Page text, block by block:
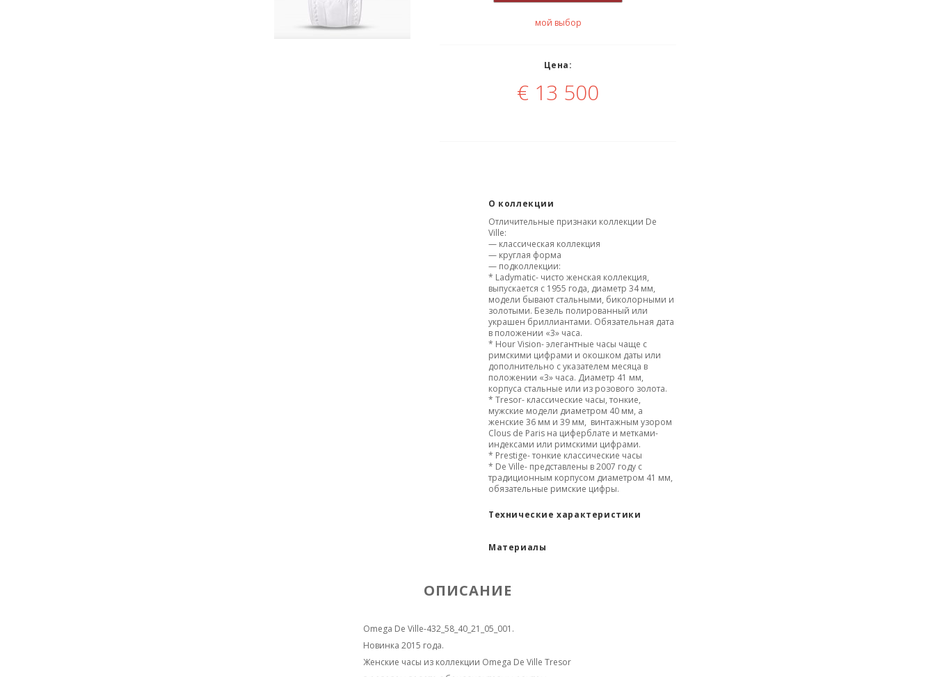
мой выбор
Цена:
€ 13 500
О коллекции
Отличительные признаки коллекции De
Ville:
— классическая коллекция
— круглая форма
— подколлекции:
* Ladymatic- чисто женская коллекция,
выпускается с 1955 года, диаметр 34 мм,
модели бывают стальными, биколорными и
золотыми. Безель полированный или
украшен бриллиантами. Обязательная дата
в положении «3» часа.
* Hour Vision-элегантные часы чаще с
римскими цифрами и окошком даты или
дополнительно с указателем месяца в
положении «3» часа. Диаметр 41 мм,
корпуса стальные или из розового золота.
* Tresor- классические часы, тонкие,
мужские модели диаметром 40 мм, а
женские 36 мм и 39 мм, винтажным узором
Clous de Paris на циферблате и метками-
индексами или римскими цифрами.
* Prestige- тонкие классические часы
* De Ville- представлены в 2007 году с
традиционным корпусом диаметром 41 мм,
обязательные римские цифры.
Технические характеристики
Материалы
ОПИСАНИЕ
Omega De Ville-432_58_40_21_05_001.
Новинка 2015 года.
Женские часы из коллекции Omega De Ville Tresor